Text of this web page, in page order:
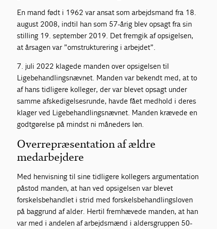
En mand født i 1962 var ansat som arbejdsmand fra 18.
august 2008, indtil han som 57-årig blev opsagt fra sin
stilling 19. september 2019. Det fremgik af opsigelsen,
at årsagen var ”omstrukturering i arbejdet”.
7. juli 2022 klagede manden over opsigelsen til
Ligebehandlingsnævnet. Manden var bekendt med, at to
af hans tidligere kolleger, der var blevet opsagt under
samme afskedigelsesrunde, havde fået medhold i deres
klager ved Ligebehandlingsnævnet. Manden krævede en
godtgørelse på mindst ni måneders løn.
Overrepræsentation af ældre
medarbejdere
Med henvisning til sine tidligere kollegers argumentation
påstod manden, at han ved opsigelsen var blevet
forskelsbehandlet i strid med forskelsbehandlingsloven
på baggrund af alder. Hertil fremhævede manden, at han
var med i andelen af arbejdsmænd i aldersgruppen 50-